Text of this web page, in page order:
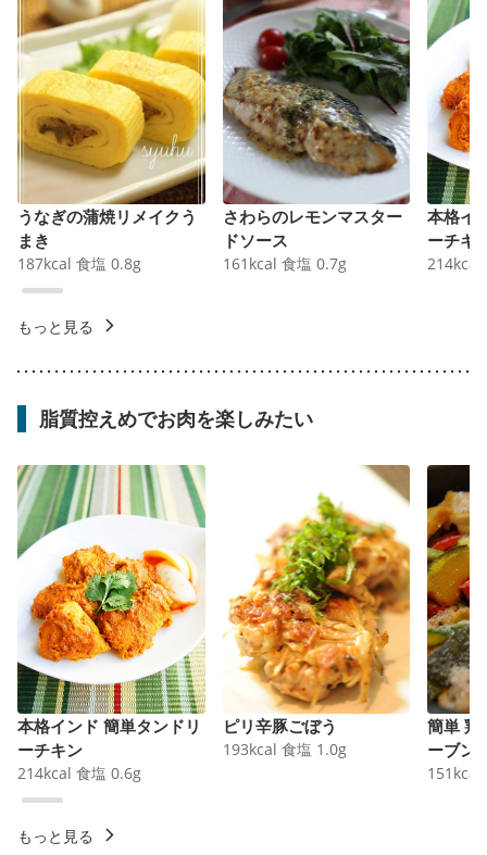
うなぎの蒲焼リメイクう
まき
187kcal 食塩 0.8g
さわらのレモンマスター
ドソース
161 kcal 食塩 0.7g
本格イ
ーチキ
214kcal
もっと見る
脂質控えめでお肉を楽しみたい
本格インド 簡単タンドリ
ーチキン
214kcal 食塩 0.6g
ピリ辛豚ごぼう
193kcal 食塩 1.0g
簡単 鶏
ーブン
151 kcal
もっと見る